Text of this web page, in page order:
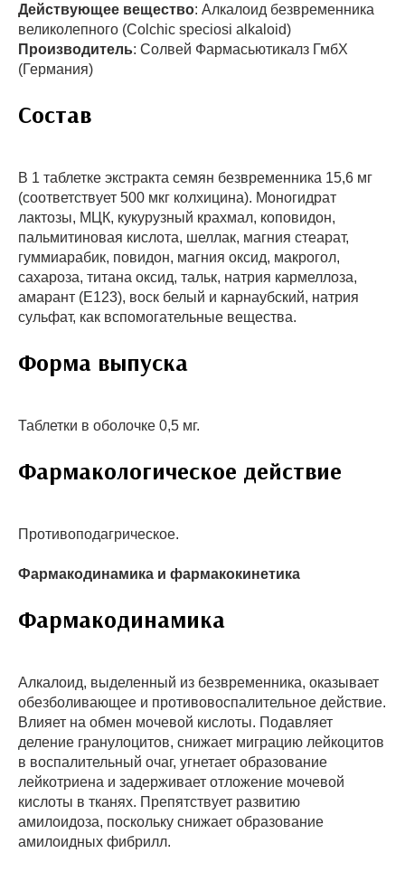
Действующее вещество: Алкалоид безвременника
великолепного (Colchic speciosi alkaloid)
Производитель: Солвей Фармасьютикалз ГмбХ
(Германия)
Состав
В 1 таблетке экстракта семян безвременника 15,6 мг
(соответствует 500 мкг колхицина). Моногидрат
лактозы, МЦК, кукурузный крахмал, коповидон,
пальмитиновая кислота, шеллак, магния стеарат,
гуммиарабик, повидон, магния оксид, макрогол,
сахароза, титана оксид, тальк, натрия кармеллоза,
амарант (Е123), воск белый и карнаубский, натрия
сульфат, как вспомогательные вещества.
Форма выпуска
Таблетки в оболочке 0,5 мг.
Фармакологическое действие
Противоподагрическое.
Фармакодинамика и фармакокинетика
Фармакодинамика
Алкалоид, выделенный из безвременника, оказывает
обезболивающее и противовоспалительное действие.
Влияет на обмен мочевой кислоты. Подавляет
деление гранулоцитов, снижает миграцию лейкоцитов
в воспалительный очаг, угнетает образование
лейкотриена и задерживает отложение мочевой
кислоты в тканях. Препятствует развитию
амилоидоза, поскольку снижает образование
амилоидных фибрилл.